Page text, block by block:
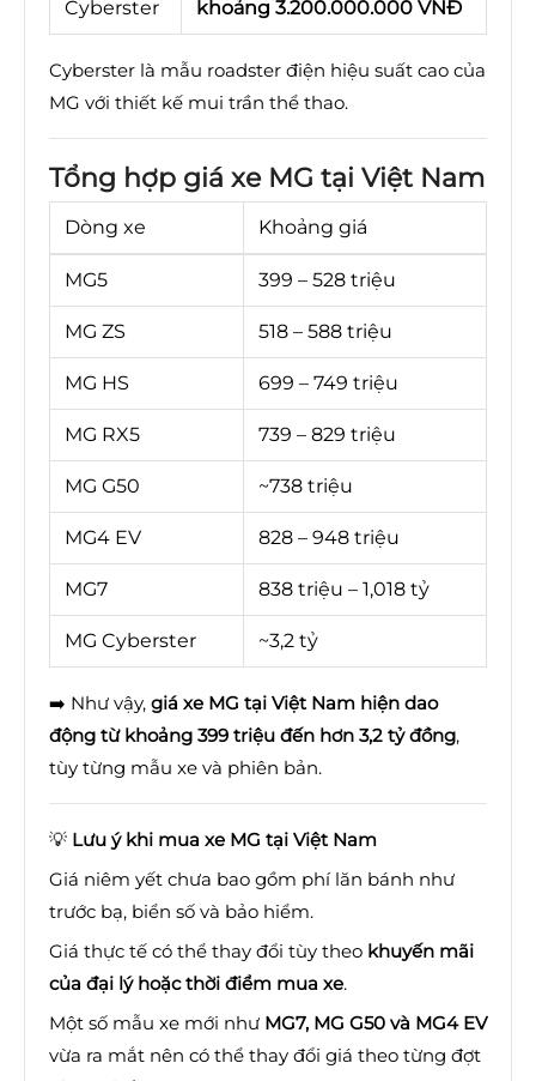
Cyberster khoảng 3.200.000.000 VNĐ
Cyberster là mẫu roadster điện hiệu suất cao của
MG với thiết kế mui trần thể thao.
Tổng hợp giá xe MG tại Việt Nam
Dòng xe Khoảng giá
MG5 399 – 528 triệu
MG ZS 518 – 588 triệu
MG HS 699 – 749 triệu
MG RX5 739 – 829 triệu
MG G50 ~738 triệu
MG4 EV 828 – 948 triệu
MG7 838 triệu – 1,018 tỷ
MG Cyberster ~3,2 tỷ
➡️ Như vậy, giá xe MG tại Việt Nam hiện dao
động từ khoảng 399 triệu đến hơn 3,2 tỷ đồng,
tùy từng mẫu xe và phiên bản.
💡 Lưu ý khi mua xe MG tại Việt Nam
Giá niêm yết chưa bao gồm phí lăn bánh như
trước bạ, biển số và bảo hiểm.
Giá thực tế có thể thay đổi tùy theo khuyến mãi
của đại lý hoặc thời điểm mua xe.
Một số mẫu xe mới như MG7, MG G50 và MG4 EV
vừa ra mắt nên có thể thay đổi giá theo từng đợt